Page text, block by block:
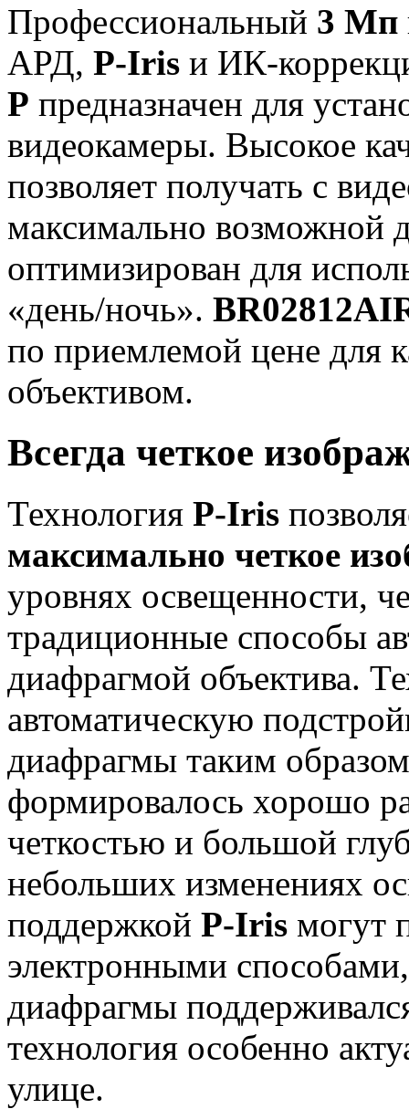
Профессиональный 3 Мп
АРД, P-Iris и ИК-
P предназначен для
видеокамеры. Высокое
позволяет получать с
максимально возможной
оптимизирован для
«день/ночь».
по приемлемой цене для
объективом.
Всегда четкое
Технология P-Iris
максимально четкое
уровнях освещенности,
традиционные способы
диафрагмой объектива.
автоматическую
диафрагмы таким
формировалось хорошо
четкостью и большой
небольших изменениях
поддержкой P-Iris могут
электронными
диафрагмы
технология особенно
улице.